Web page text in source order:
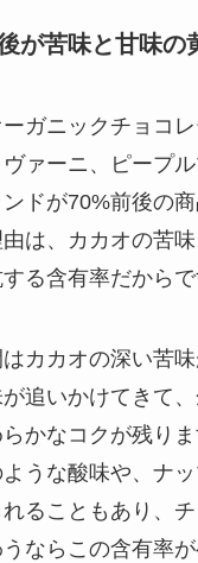
が苦味と甘味の
ガニックチョコ
ァーニ、ピープ
ドが70%前後の
は、カカオの苦
る含有率だからで
カカオの深い苦
追いかけてきて
かなコクが残り
うな酸味や、ナ
ることもあり、
うならこの含有率が